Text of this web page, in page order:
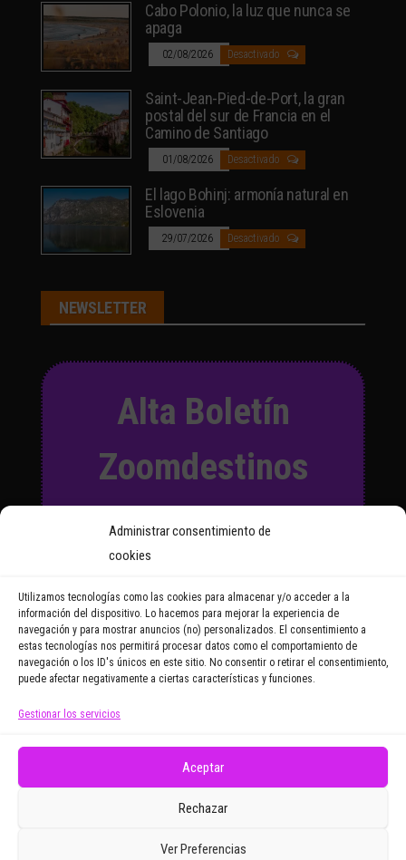
Administrar consentimiento de
cookies
Utilizamos tecnologías como las cookies para almacenar y/o acceder a la
información del dispositivo. Lo hacemos para mejorar la experiencia de
navegación y para mostrar anuncios (no) personalizados. El consentimiento a
estas tecnologías nos permitirá procesar datos como el comportamiento de
navegación o los ID's únicos en este sitio. No consentir o retirar el consentimiento,
puede afectar negativamente a ciertas características y funciones.
Gestionar los servicios
Aceptar
Rechazar
Ver Preferencias
Cabo Polonio, la luz que nunca se
apaga
02/08/2026 Desactivado
Saint-Jean-Pied-de-Port, la gran
postal del sur de Francia en el
Camino de Santiago
01/08/2026 Desactivado
El lago Bohinj: armonía natural en
Eslovenia
29/07/2026 Desactivado
NEWSLETTER
Alta Boletín
Zoomdestinos
y recibirás regularmente las
noticias y reportajes que
Email Address
electrónicos promocionales de Zoomdestinos.es